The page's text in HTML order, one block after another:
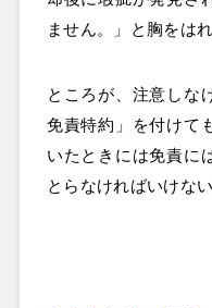
ません。」と胸をはれ
ところが、注意しな
免責特約」を付けて
いたときには免責に
とらなければいけな